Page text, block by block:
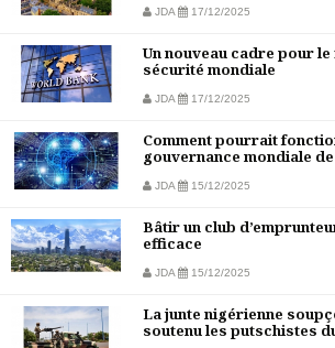
JDA 17/12/2025
Un nouveau cadre pour
sécurité mondiale
JDA 17/12/2025
Comment pourrait
gouvernance mondiale de
JDA 15/12/2025
Bâtir un club
efficace
JDA 15/12/2025
La junte nigérienne
soutenu les putschistes